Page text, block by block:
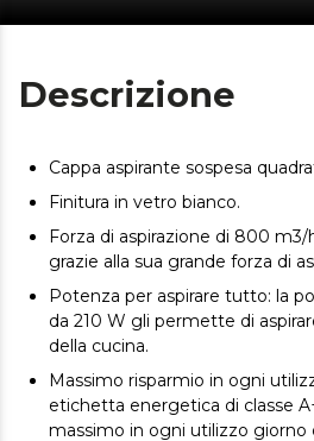
Descrizione
Cappa aspirante sospesa
Finitura in vetro bianco.
Forza di aspirazione di 800
grazie alla sua grande forza di
Potenza per aspirare tutto: la
da 210 W gli permette di
della cucina.
Massimo risparmio in ogni
etichetta energetica di classe
massimo in ogni utilizzo giorno